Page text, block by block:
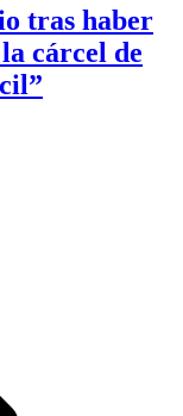
tras haber
cárcel de